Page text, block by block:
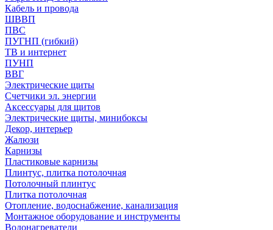
Кабель и провода
ШВВП
ПВС
ПУГНП (гибкий)
ТВ и интернет
ПУНП
ВВГ
Электрические щиты
Счетчики эл. энергии
Аксессуары для щитов
Электрические щиты, минибоксы
Декор, интерьер
Жалюзи
Карнизы
Пластиковые карнизы
Плинтус, плитка потолочная
Потолочный плинтус
Плитка потолочная
Отопление, водоснабжение, канализация
Монтажное оборудование и инструменты
Водонагреватели